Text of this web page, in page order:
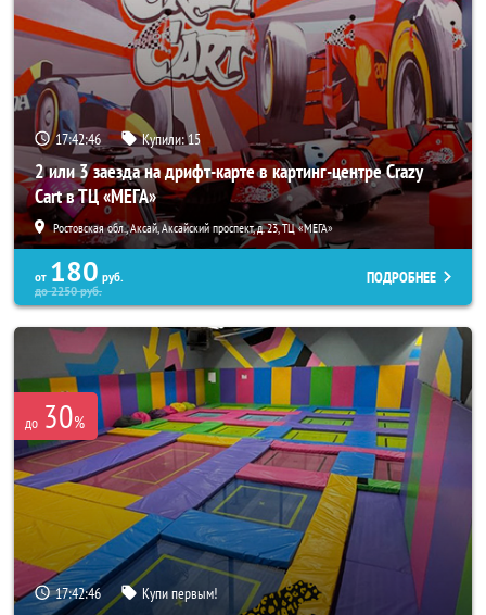
17:42:44 Купили:15
2 или 3 заезда на дрифт-карте в картинг-центре Crazy
Cart в ТЦ «МЕГА»
Ростовская обл., Аксай, Аксайский проспект, д. 23, ТЦ «МЕГА»
от 180 руб.
до2250руб.
ПОДРОБНЕЕ
до 30%
17:42:44 Купи первым!